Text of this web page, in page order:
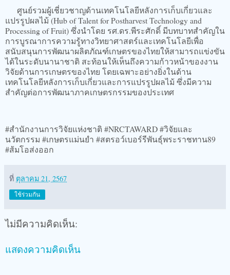
ศูนย์รวมผู้เชี่ยวชาญด้านเทคโนโลยีหลังการเก็บเกี่ยวและ
แปรรูปผลไม้ (Hub of Talent for Postharvest Technology and
Processing of Fruit) ซึ่งนำโดย รศ.ดร.พีระศักดิ์ มีบทบาทสำคัญใน
การบูรณาการความรู้ทางวิทยาศาสตร์และเทคโนโลยีเพื่อ
สนับสนุนการพัฒนาผลิตภัณฑ์เกษตรของไทยให้สามารถแข่งขัน
ได้ในระดับนานาชาติ สะท้อนให้เห็นถึงความก้าวหน้าของงาน
วิจัยด้านการเกษตรของไทย โดยเฉพาะอย่างยิ่งในด้าน
เทคโนโลยีหลังการเก็บเกี่ยวและการแปรรูปผลไม้ ซึ่งมีความ
สำคัญต่อการพัฒนาภาคเกษตรกรรมของประเทศ
#สำนักงานการวิจัยแห่งชาติ #NRCTAWARD #วิจัยและ
นวัตกรรม #เกษตรแม่นยำ #สตรอว์เบอร์รีพันธุ์พระราชทาน89
#ส้มโอส่งออก
ที่ ตุลาคม 21, 2567
ใช้ร่วมกัน
ไม่มีความคิดเห็น:
แสดงความคิดเห็น